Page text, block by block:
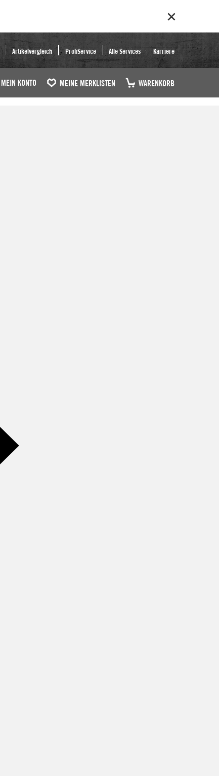
Artikelvergleich ProfiService Alle Services Karriere
MEIN KONTO MEINE MERKLISTEN WARENKORB